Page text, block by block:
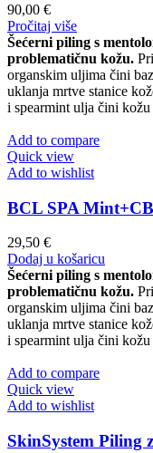
90,00 €
Pročitaj više
Šećerni piling s
problematičnu kožu.
organskim uljima čini
uklanja mrtve stanice
i spearmint ulja čini
Add to compare
Quick view
Add to wishlist
BCL SPA
29,50 €
Dodaj u košaricu
Šećerni piling s
problematičnu kožu.
organskim uljima čini
uklanja mrtve stanice
i spearmint ulja čini
Add to compare
Quick view
Add to wishlist
SkinSystem Piling